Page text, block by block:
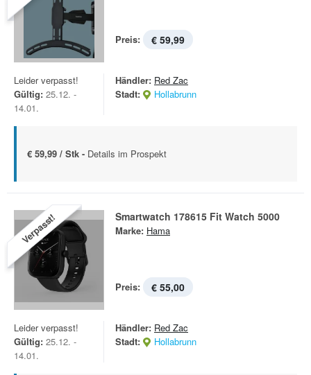
Preis: € 59,99
Leider verpasst!
Gültig: 25.12. -
14.01.
Händler: Red Zac
Stadt:
Hollabrunn
€ 59,99 / Stk - Details im Prospekt
Verpasst! Smartwatch 178615 Fit Watch 5000
Marke: Hama
Preis: € 55,00
Leider verpasst!
Gültig: 25.12. -
14.01.
Händler: Red Zac
Stadt:
Hollabrunn